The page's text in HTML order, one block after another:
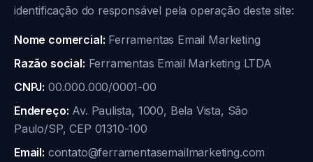
identificação do responsável pela operação deste site:
Nome comercial: Ferramentas Email Marketing
Razão social: Ferramentas Email Marketing LTDA
CNPJ: 00.000.000/0001-00
Endereço: Av. Paulista, 1000, Bela Vista, São
Paulo/SP, CEP 01310-100
Email: contato@ferramentasemailmarketing.com